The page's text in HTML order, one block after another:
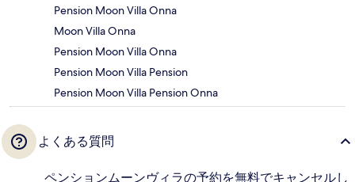
Pension Moon Villa Onna
Moon Villa Onna
Pension Moon Villa Onna
Pension Moon Villa Pension
Pension Moon Villa Pension Onna
よくある質問
ペンションムーンヴィラの予約を無料でキャンセルし